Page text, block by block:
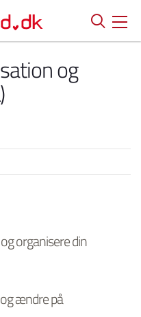
og
organisere din
ændre på